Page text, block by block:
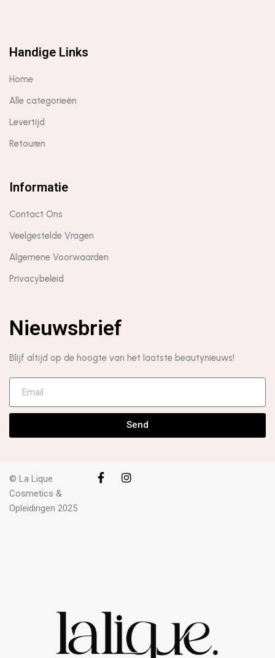
Handige Links
Home
Alle categorieën
Levertijd
Retouren
Informatie
Contact Ons
Veelgestelde Vragen
Algemene Voorwaarden
Privacybeleid
Nieuwsbrief
Blijf altijd op de hoogte van het laatste beautynieuws!
Send
© La Lique
Cosmetics &
Opleidingen 2025